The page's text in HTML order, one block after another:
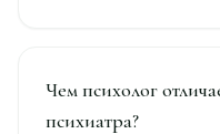
Чем психолог
психиатра?